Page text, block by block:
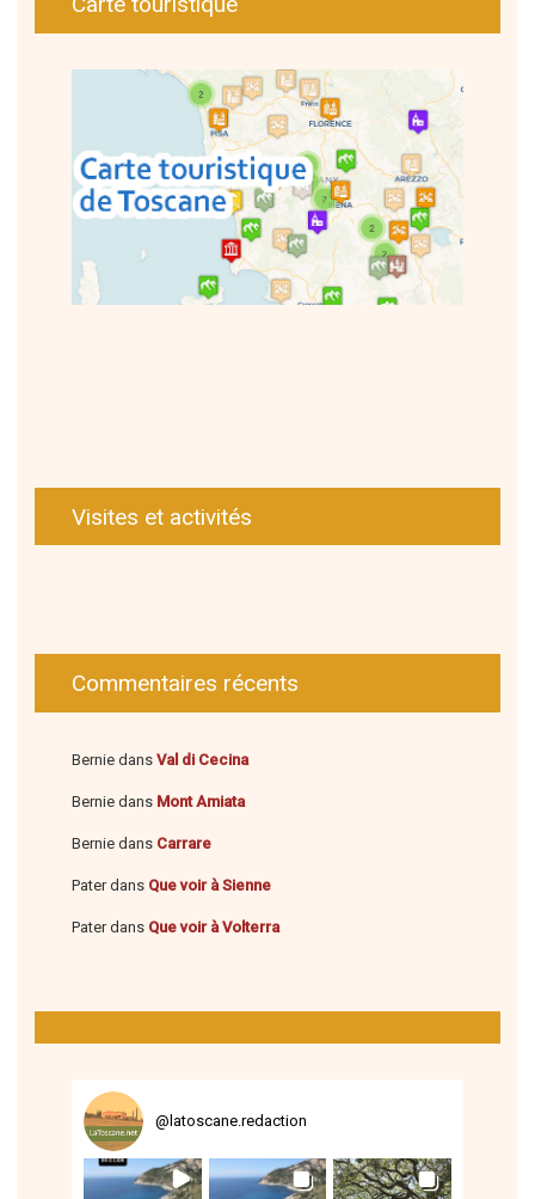
Visites et activités
Commentaires récents
Bernie dans Val di Cecina
Bernie dans Mont Amiata
Bernie dans Carrare
Paterdans Que voir à Sienne
Paterdans Que voir à Volterra
@ latoscane.redaction